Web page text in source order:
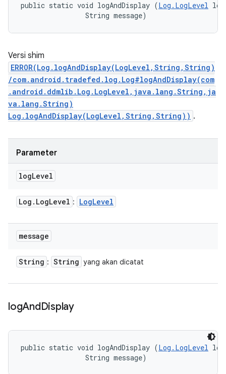
public static void logAndDisplay (Log.LogLevel
                String message)
Versi shim
ERROR(Log.logAndDisplay(LogLevel,String,String)
/com.android.tradefed.log.Log#logAndDisplay(com
.android.ddmlib.Log.LogLevel,java.lang.String,ja
va.lang.String)
Log.logAndDisplay(LogLevel,String,String)) .
Parameter
logLevel
Log . LogLevel : LogLevel
message
String : String yang akan dicatat
logAndDisplay
public static void logAndDisplay (Log.LogLevel
                String message)